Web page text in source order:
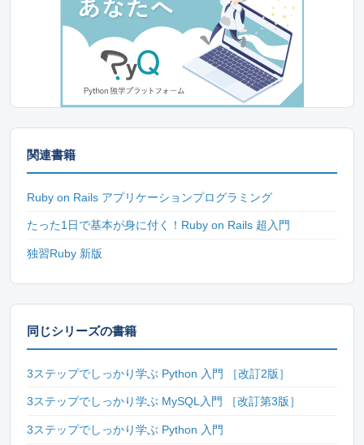
関連書籍
Ruby on Rails アプリケーションプログラミング
たった1日で基本が身に付く！Ruby on Rails 超入門
独習Ruby 新版
同じシリーズの書籍
3ステップでしっかり学ぶ Python 入門 ［改訂2版］
3ステップでしっかり学ぶ MySQL入門 ［改訂第3版］
3ステップでしっかり学ぶ Python 入門